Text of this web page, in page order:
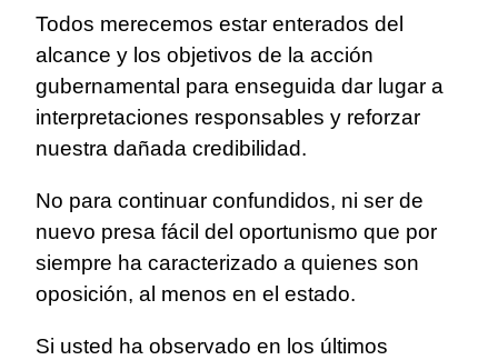
Todos merecemos estar enterados del
alcance y los objetivos de la acción
gubernamental para enseguida dar lugar a
interpretaciones responsables y reforzar
nuestra dañada credibilidad.
No para continuar confundidos, ni ser de
nuevo presa fácil del oportunismo que por
siempre ha caracterizado a quienes son
oposición, al menos en el estado.
Si usted ha observado en los últimos